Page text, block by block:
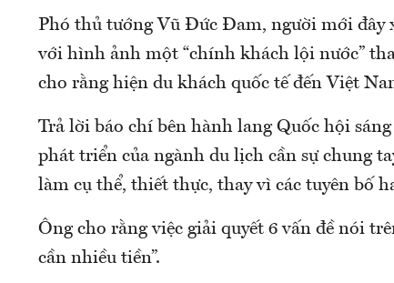
Phó thủ tướng Vũ Đức Đam, người mới đây
với hình ảnh một “chính khách lội nước”
cho rằng hiện du khách quốc tế đến Việt
Trả lời báo chí bên hành lang Quốc hội
phát triển của ngành du lịch cần sự chung
làm cụ thể, thiết thực, thay vì các tuyên bố
Ông cho rằng việc giải quyết 6 vấn đề nói
cần nhiều tiền”.